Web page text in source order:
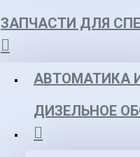
ЗАПЧАСТИ ДЛЯ
АВТОМАТИКА
ДИЗЕЛЬНОЕ